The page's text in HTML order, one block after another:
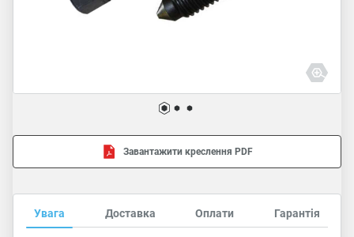
Завантажити креслення PDF
Увага Доставка Оплати Гарантія